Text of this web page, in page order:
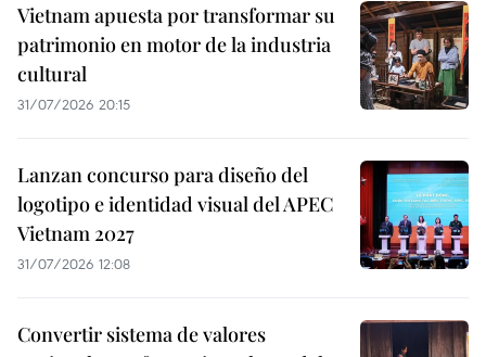
Vietnam apuesta por transformar su
patrimonio en motor de la industria
cultural
31/07/2026 20:15
Lanzan concurso para diseño del
logotipo e identidad visual del APEC
Vietnam 2027
31/07/2026 12:08
Convertir sistema de valores